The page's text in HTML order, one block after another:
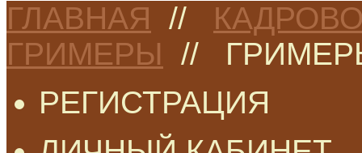
ГЛАВНАЯ //
ГРИМЕРЫ //
РЕГИСТРАЦИЯ